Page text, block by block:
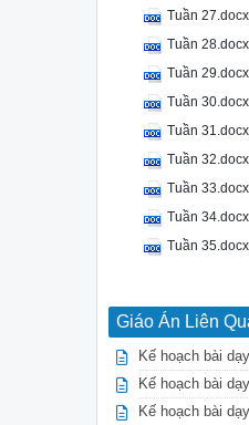
Tuần 27.docx
Tuần 28.docx
Tuần 29.docx
Tuần 30.docx
Tuần 31.docx
Tuần 32.docx
Tuần 33.docx
Tuần 34.docx
Tuần 35.docx
Giáo Án Liên
Kế hoạch bài
Kế hoạch bài
Kế hoạch bài